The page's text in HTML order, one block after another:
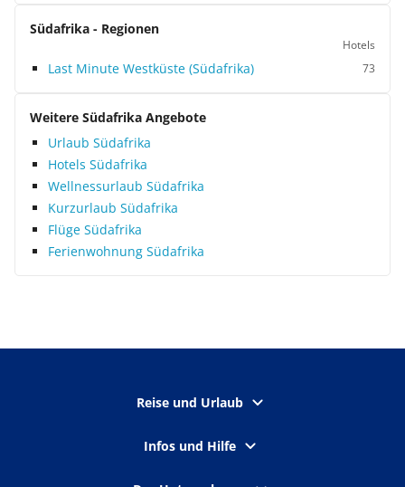
Südafrika - Regionen
Hotels
Last Minute Westküste (Südafrika) 73
Weitere Südafrika Angebote
Urlaub Südafrika
Hotels Südafrika
Wellnessurlaub Südafrika
Kurzurlaub Südafrika
Flüge Südafrika
Ferienwohnung Südafrika
Reise und Urlaub
Infos und Hilfe